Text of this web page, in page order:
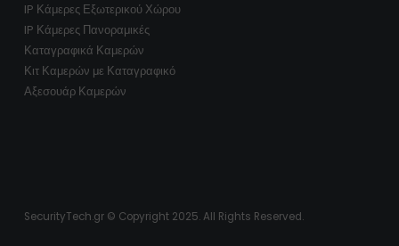
IP Κάμερες Εξωτερικού Χώρου
IP Κάμερες Πανοραμικές
Καταγραφικά Καμερών
Κιτ Καμερών με Καταγραφικό
Αξεσουάρ Καμερών
SecurityTech.gr © Copyright 2025. All Rights Reserved.